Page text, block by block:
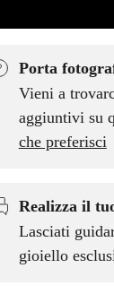
Porta
Vieni a
aggiuntivi su
che preferisci
Realizza il
Lasciati
gioiello